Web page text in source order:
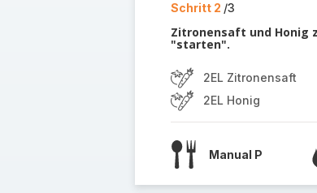
Schritt 2 /3
Zitronensaft und Honig
"starten".
2EL Zitronensaft
2EL Honig
Manual P